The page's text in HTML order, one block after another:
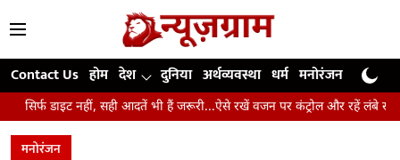
Contact Us होम देश दुनिया अर्थव्यवस्था धर्म मनोरंजन खेल
नहीं, सही आदतें भी हैं जरूरी...ऐसे रखें वजन पर कंट्रोल और रहें लंबे समय तक स्वस्थ
मनोरंजन